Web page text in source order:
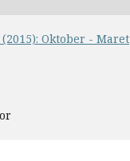
(2015): Oktober - Maret